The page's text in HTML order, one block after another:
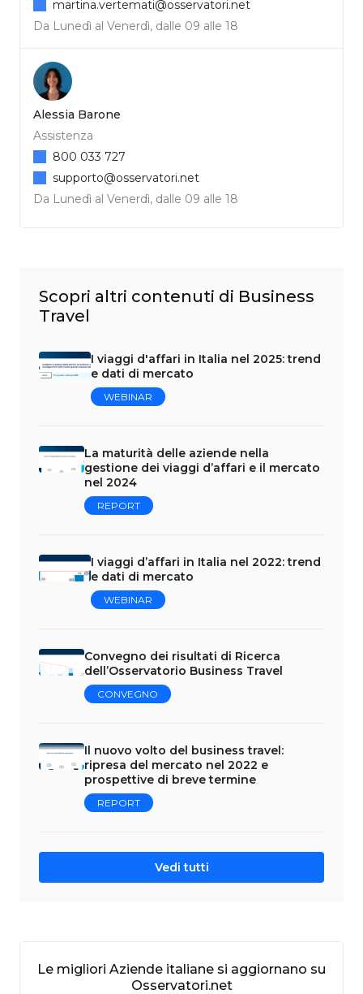
Da Lunedì al Venerdì, dalle 09 alle 18
martina.vertemati@osservatori.net
Alessia Barone
Assistenza
Da Lunedì al Venerdì, dalle 09 alle 18
800 033 727
supporto@osservatori.net
Scopri altri contenuti di Business
Travel
I viaggi d'affari in Italia nel 2025: trend
e dati di mercato
WEBINAR
La maturità delle aziende nella
gestione dei viaggi d’affari e il mercato
nel 2024
REPORT
I viaggi d’affari in Italia nel 2022: trend
e dati di mercato
WEBINAR
Convegno dei risultati di Ricerca
dell’Osservatorio Business Travel
CONVEGNO
Il nuovo volto del business travel:
ripresa del mercato nel 2022 e
prospettive di breve termine
REPORT
Vedi tutti
Le migliori Aziende italiane si aggiornano su
Osservatori.net